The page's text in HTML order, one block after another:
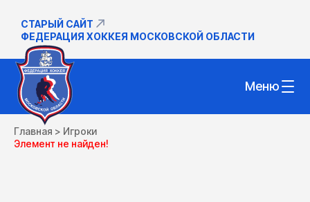
СТАРЫЙ САЙТ
ФЕДЕРАЦИЯ ХОККЕЯ МОСКОВСКОЙ ОБЛАСТИ
Меню
Главная > Игроки
Элемент не найден!